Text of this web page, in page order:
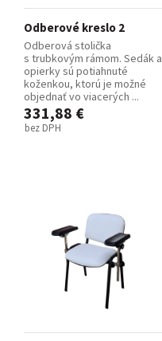
Odberové kreslo 2
Odberová stolička
s trubkovým rámom. Sedák a
opierky sú potiahnuté
koženkou, ktorú je možné
objednať vo viacerých ...
331,88 €
bez DPH